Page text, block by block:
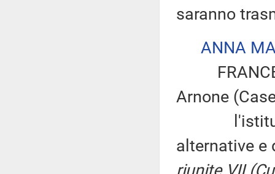
saranno
ANNA
Arnone
alternative